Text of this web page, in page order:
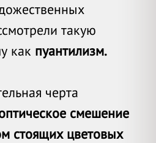
такую
как пуантилизм.
черта
смешение
стоящих цветовых